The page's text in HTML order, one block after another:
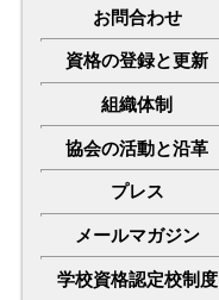
お問合わせ
資格の登録と更新
組織体制
協会の活動と沿革
プレス
メールマガジン
学校資格認定校制度